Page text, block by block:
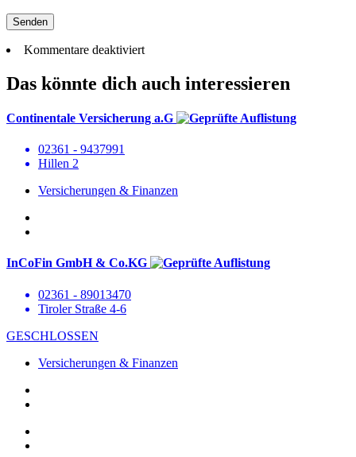
Kommentare deaktiviert
Das könnte dich auch interessieren
Continentale Versicherung a.G
02361 - 9437991
Hillen 2
Versicherungen & Finanzen
InCoFin GmbH & Co.KG
02361 - 89013470
Tiroler Straße 4-6
GESCHLOSSEN
Versicherungen & Finanzen